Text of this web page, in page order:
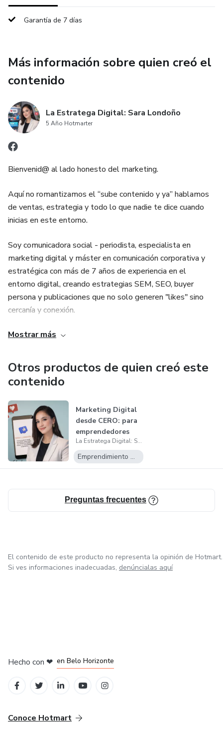
Garantía de 7 días
Más información sobre quien creó el
contenido
La Estratega Digital: Sara Londoño
5 Año Hotmarter
Bienvenid@ al lado honesto del marketing.
Aquí no romantizamos el “sube contenido y ya” hablamos
de ventas, estrategia y todo lo que nadie te dice cuando
inicias en este entorno.
Soy comunicadora social - periodista, especialista en
marketing digital y máster en comunicación corporativa y
estratégica con más de 7 años de experiencia en el
entorno digital, creando estrategias SEM, SEO, buyer
persona y publicaciones que no solo generen "likes" sino
cercanía y conexión.
Aquí encontrarás estrategias, ideas, tendencias y verdades
Menos teoría, más acción y más negocios creciendo gracias
a redes sociales.
Mostrar más
Otros productos de quien creó este
contenido
Marketing Digital
desde CERO: para
emprendedores
reales
La Estratega Digital: Sara Londoño
Emprendimiento Digital
Preguntas frecuentes
El contenido de este producto no representa la opinión de Hotmart.
Si ves informaciones inadecuadas, denúncialas aquí
Hecho con ❤ en Belo Horizonte
Conoce Hotmart